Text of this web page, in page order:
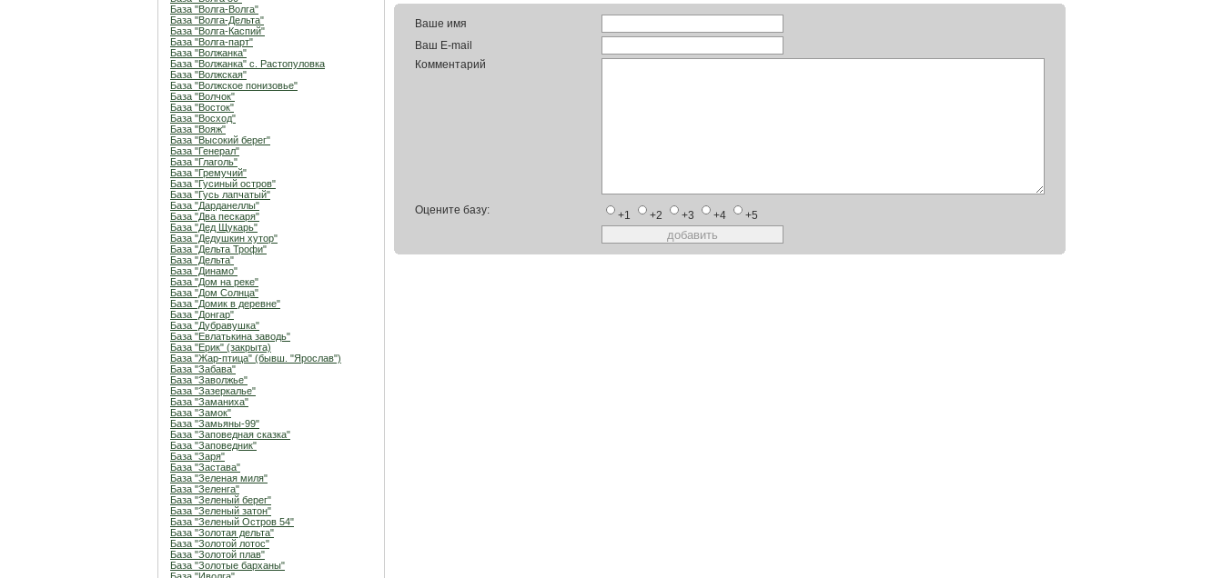
База "Волга-Волга"
База "Волга-Дельта"
База "Волга-Каспий"
База "Волга-парт"
База "Волжанка"
База "Волжанка" с. Растопуловка
База "Волжская"
База "Волжское понизовье"
База "Волчок"
База "Восток"
База "Восход"
База "Вояж"
База "Высокий берег"
База "Генерал"
База "Глаголь"
База "Гремучий"
База "Гусиный остров"
База "Гусь лапчатый"
База "Дарданеллы"
База "Два пескаря"
База "Дед Щукарь"
База "Дедушкин хутор"
База "Дельта Трофи"
База "Дельта"
База "Динамо"
База "Дом на реке"
База "Дом Солнца"
База "Домик в деревне"
База "Донгар"
База "Дубравушка"
База "Евлатькина заводь"
База "Ерик" (закрыта)
База "Жар-птица" (бывш. "Ярослав")
База "Забава"
База "Заволжье"
База "Зазеркалье"
База "Заманиха"
База "Замок"
База "Замьяны-99"
База "Заповедная сказка"
База "Заповедник"
База "Заря"
База "Застава"
База "Зеленая миля"
База "Зеленга"
База "Зеленый берег"
База "Зеленый затон"
База "Зеленый Остров 54"
База "Золотая дельта"
База "Золотой лотос"
База "Золотой плав"
База "Золотые барханы"
Ваше имя
Ваш E-mail
Комментарий
Оцените базу: +1 +2 +3 +4 +5